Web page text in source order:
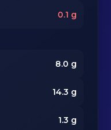
0.1 g
8.0 g
14.3 g
1.3 g